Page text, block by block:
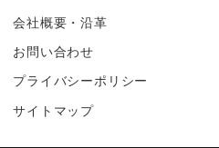
会社概要・沿革
お問い合わせ
プライバシーポリシー
サイトマップ